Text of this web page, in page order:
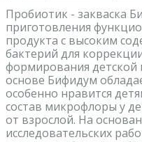
Пробиотик - закваска
приготовления
продукта с высоким
бактерий для
формирования
основе Бифидум
особенно нравится
состав микрофлоры у
от взрослой. На
исследовательских